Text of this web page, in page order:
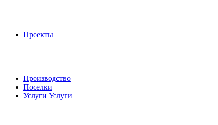
Проекты
Производство
Поселки
Услуги Услуги